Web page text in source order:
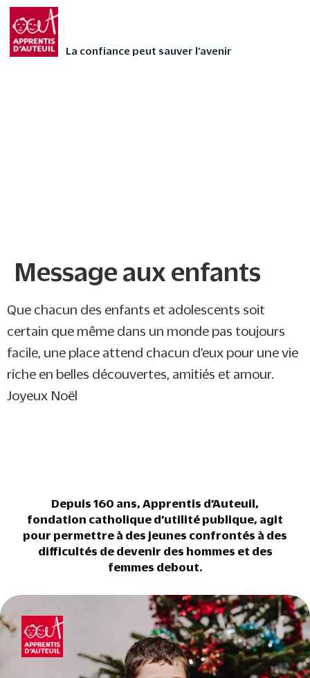
La confiance peut sauver l’avenir
Faites vivre l’Avent
autrement à votre
Message aux enfants
Que chacun des enfants et adolescents soit
certain que même dans un monde pas toujours
facile, une place attend chacun d’eux pour une vie
riche en belles découvertes, amitiés et amour.
Joyeux Noël
Depuis 160 ans, Apprentis d’Auteuil,
fondation catholique d’utilité publique, agit
pour permettre à des jeunes confrontés à des
difficultés de devenir des hommes et des
femmes debout.